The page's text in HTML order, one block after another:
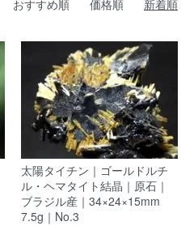
おすすめ順 価格順 新着順
太陽タイチン｜ゴールドルチ
ル・ヘマタイト結晶｜原石｜
ブラジル産｜34×24×15mm
7.5g｜No.3